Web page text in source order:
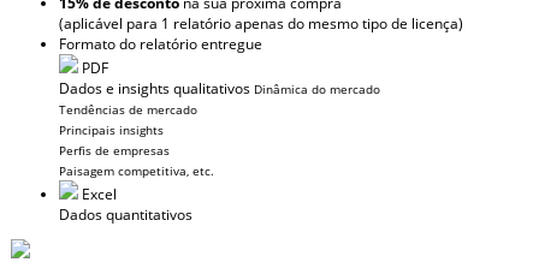
(aplicável para 1 relatório apenas do mesmo tipo de licença)
Formato do relatório entregue
PDF
Dados e insights qualitativos Dinâmica do mercado
Tendências de mercado
Principais insights
Perfis de empresas
Paisagem competitiva, etc.
Excel
Dados quantitativos